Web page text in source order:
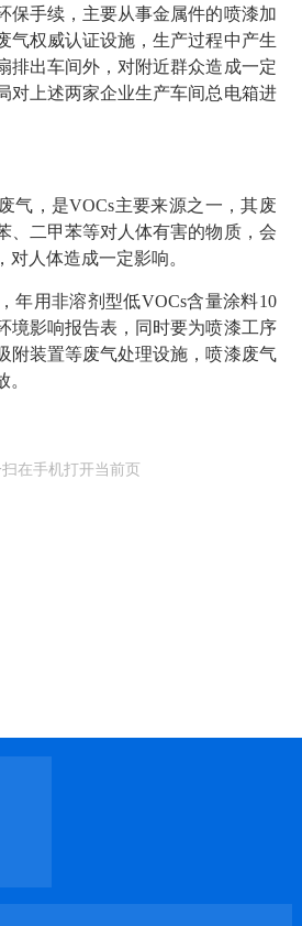
保手续，主要从事金属件的喷漆加
气权威认证设施，生产过程中产生
排出车间外，对附近群众造成一定
对上述两家企业生产车间总电箱进
气，是VOCs主要来源之一，其废
、二甲苯等对人体有害的物质，会
对人体造成一定影响。
年用非溶剂型低VOCs含量涂料10
境影响报告表，同时要为喷漆工序
附装置等废气处理设施，喷漆废气
在手机打开当前页